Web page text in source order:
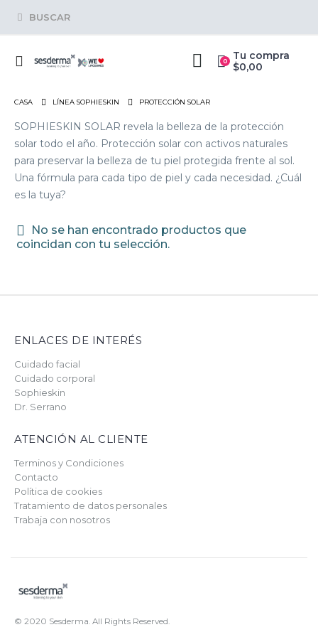
BUSCAR
0
Tu compra
$0,00
CASA LÍNEA SOPHIESKIN PROTECCIÓN SOLAR
SOPHIESKIN SOLAR revela la belleza de la protección
solar todo el año. Protección solar con activos naturales
para preservar la belleza de tu piel protegida frente al sol.
Una fórmula para cada tipo de piel y cada necesidad. ¿Cuál
es la tuya?
No se han encontrado productos que
coincidan con tu selección.
ENLACES DE INTERÉS
Cuidado facial
Cuidado corporal
Sophieskin
Dr. Serrano
ATENCIÓN AL CLIENTE
Terminos y Condiciones
Contacto
Política de cookies
Tratamiento de datos personales
Trabaja con nosotros
© 2020 Sesderma. All Rights Reserved.